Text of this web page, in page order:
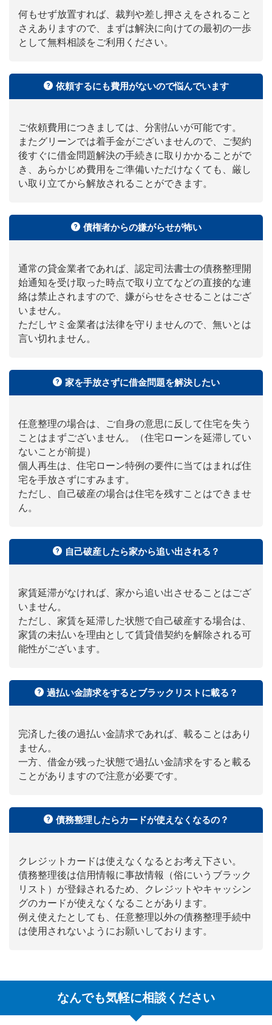
何もせず放置すれば、裁判や差し押さえをされること
さえありますので、まずは解決に向けての最初の一歩
として無料相談をご利用ください。
依頼するにも費用がないので悩んでいます
ご依頼費用につきましては、分割払いが可能です。
またグリーンでは着手金がございませんので、ご契約
後すぐに借金問題解決の手続きに取りかかることがで
き、あらかじめ費用をご準備いただけなくても、厳し
い取り立てから解放されることができます。
債権者からの嫌がらせが怖い
通常の貸金業者であれば、認定司法書士の債務整理開
始通知を受け取った時点で取り立てなどの直接的な連
絡は禁止されますので、嫌がらせをさせることはござ
いません。
ただしヤミ金業者は法律を守りませんので、無いとは
言い切れません。
家を手放さずに借金問題を解決したい
任意整理の場合は、ご自身の意思に反して住宅を失う
ことはまずございません。（住宅ローンを延滞してい
ないことが前提）
個人再生は、住宅ローン特例の要件に当てはまれば住
宅を手放さずにすみます。
ただし、自己破産の場合は住宅を残すことはできませ
ん。
自己破産したら家から追い出される？
家賃延滞がなければ、家から追い出させることはござ
いません。
ただし、家賃を延滞した状態で自己破産する場合は、
家賃の未払いを理由として賃貸借契約を解除される可
能性がございます。
過払い金請求をするとブラックリストに載る？
完済した後の過払い金請求であれば、載ることはあり
ません。
一方、借金が残った状態で過払い金請求をすると載る
ことがありますので注意が必要です。
債務整理したらカードが使えなくなるの？
クレジットカードは使えなくなるとお考え下さい。
債務整理後は信用情報に事故情報（俗にいうブラック
リスト）が登録されるため、クレジットやキャッシン
グのカードが使えなくなることがあります。
例え使えたとしても、任意整理以外の債務整理手続中
は使用されないようにお願いしております。
なんでも気軽に相談ください